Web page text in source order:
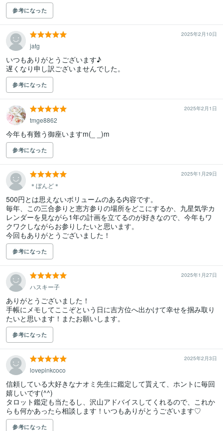
参考になった
2025年2月10日
jatg
いつもありがとうございます♪
参考になった
2025年2月1日
tmge8862
今年も有難う御座いますm(_ _)m
参考になった
2025年1月29日
＊ぼんど＊
500円とは思えないボリュームのある内容です。
毎年、この三合参りと恵方参りの場所をどこにするか、九星気学カ
レンダーを見ながら1年の計画を立てるのが好きなので、今年もワ
クワクしながらお参りしたいと思います。
今回もありがとうございました！
参考になった
2025年1月27日
ハスキー子
ありがとうございました！
手帳にメモしてここぞという日に吉方位へ出かけて幸せを掴み取り
たいと思います！またお願いします。
参考になった
2025年2月3日
lovepinkcoco
信頼している大好きなナオミ先生に鑑定して貰えて、ホントに毎回
嬉しいです(^^)
タロット鑑定も当たるし、沢山アドバイスしてくれるので、これか
らも何かあったら相談します！いつもありがとうございます♡
参考になった